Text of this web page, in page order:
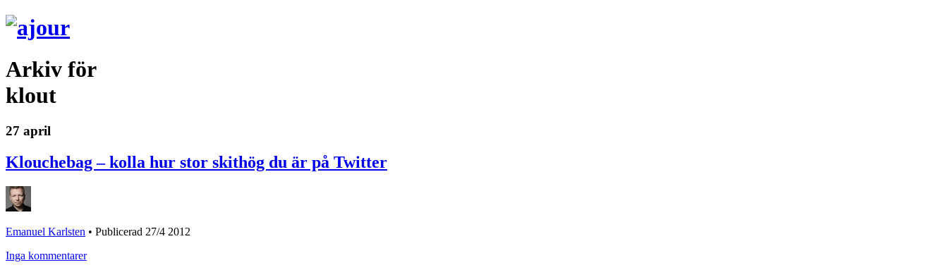
Arkiv för
klout
27 april
Klouchebag – kolla hur stor skithög du är på Twitter
Emanuel Karlsten • Publicerad 27/4 2012
Inga kommentarer